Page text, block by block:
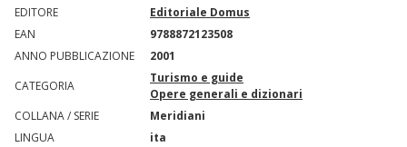
EDITORE
Editoriale Domus
EAN
9788872123508
ANNO PUBBLICAZIONE
2001
CATEGORIA
Turismo e guide
Opere generali e dizionari
COLLANA / SERIE
Meridiani
LINGUA
ita